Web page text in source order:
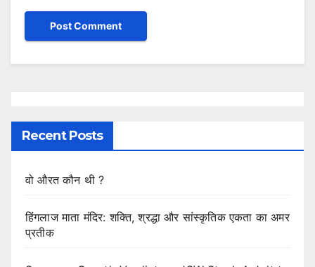
Recent Posts
वो औरत कौन थी ?
हिंगलाज माता मंदिर: शक्ति, श्रद्धा और सांस्कृतिक एकता का अमर
प्रतीक